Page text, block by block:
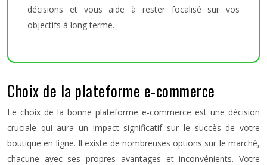
décisions et vous aide à rester focalisé sur vos
objectifs à long terme.
Choix de la plateforme e-commerce
Le choix de la bonne plateforme e-commerce est une décision
cruciale qui aura un impact significatif sur le succès de votre
boutique en ligne. Il existe de nombreuses options sur le marché,
chacune avec ses propres avantages et inconvénients. Votre